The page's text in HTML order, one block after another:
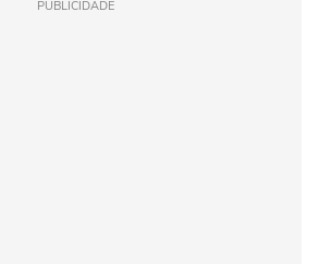
PUBLICIDADE